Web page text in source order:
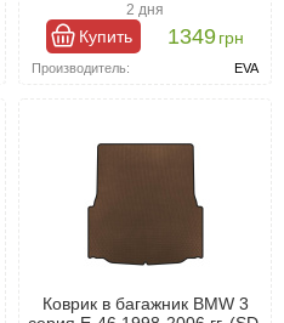
2 дня
Купить 1349грн
Производитель: EVA
Коврик в багажник BMW 3